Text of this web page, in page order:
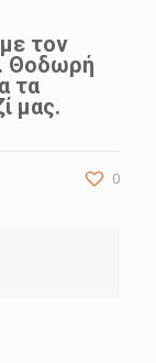
τον
Θοδωρή
τα
μας.
0